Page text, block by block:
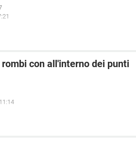
con all'interno dei punti